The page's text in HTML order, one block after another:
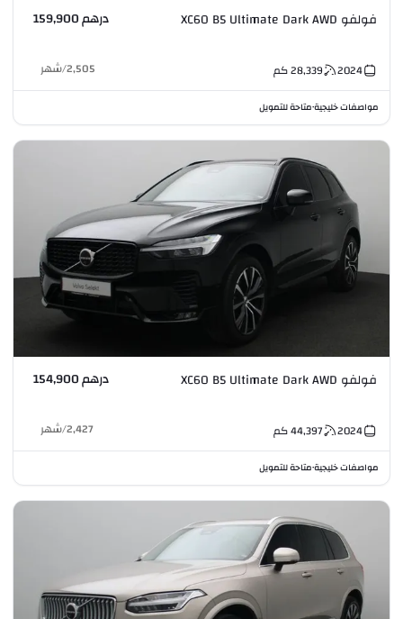
فولفو XC60 B5 Ultimate Dark AWD درهم 159,900
2024
28,339كم 2,505
/شهر
مواصفات خليجية•متاحة للتمويل
فولفو XC60 B5 Ultimate Dark AWD درهم 154,900
2024
44,397كم 2,427
/شهر
مواصفات خليجية•متاحة للتمويل